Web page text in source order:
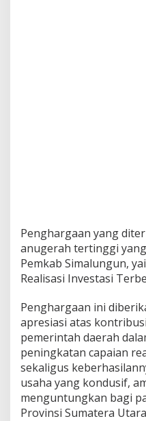
Penghargaan yang
anugerah tertinggi
Pemkab Simalungun,
Realisasi Investasi
Penghargaan ini
apresiasi atas
pemerintah daerah
peningkatan capaian
sekaligus
usaha yang kondusif,
menguntungkan bagi
Provinsi Sumatera